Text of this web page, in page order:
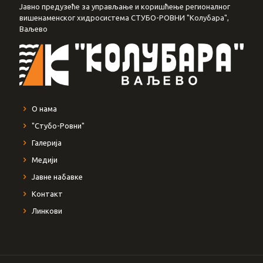
Јавно предузеће за управљање и коришћење регионалног
вишенаменског хидросистема СТУБО-РОВНИ "Колубара",
Ваљево
О нама
"Стубо-Ровни"
Галерија
Медији
Јавне набавке
Контакт
Линкови